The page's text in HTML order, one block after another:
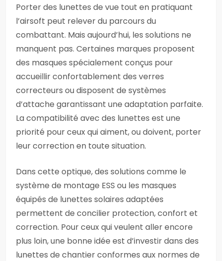
Porter des lunettes de vue tout en pratiquant
l’airsoft peut relever du parcours du
combattant. Mais aujourd’hui, les solutions ne
manquent pas. Certaines marques proposent
des masques spécialement conçus pour
accueillir confortablement des verres
correcteurs ou disposent de systèmes
d’attache garantissant une adaptation parfaite.
La compatibilité avec des lunettes est une
priorité pour ceux qui aiment, ou doivent, porter
leur correction en toute situation.
Dans cette optique, des solutions comme le
système de montage ESS ou les masques
équipés de lunettes solaires adaptées
permettent de concilier protection, confort et
correction. Pour ceux qui veulent aller encore
plus loin, une bonne idée est d’investir dans des
lunettes de chantier conformes aux normes de